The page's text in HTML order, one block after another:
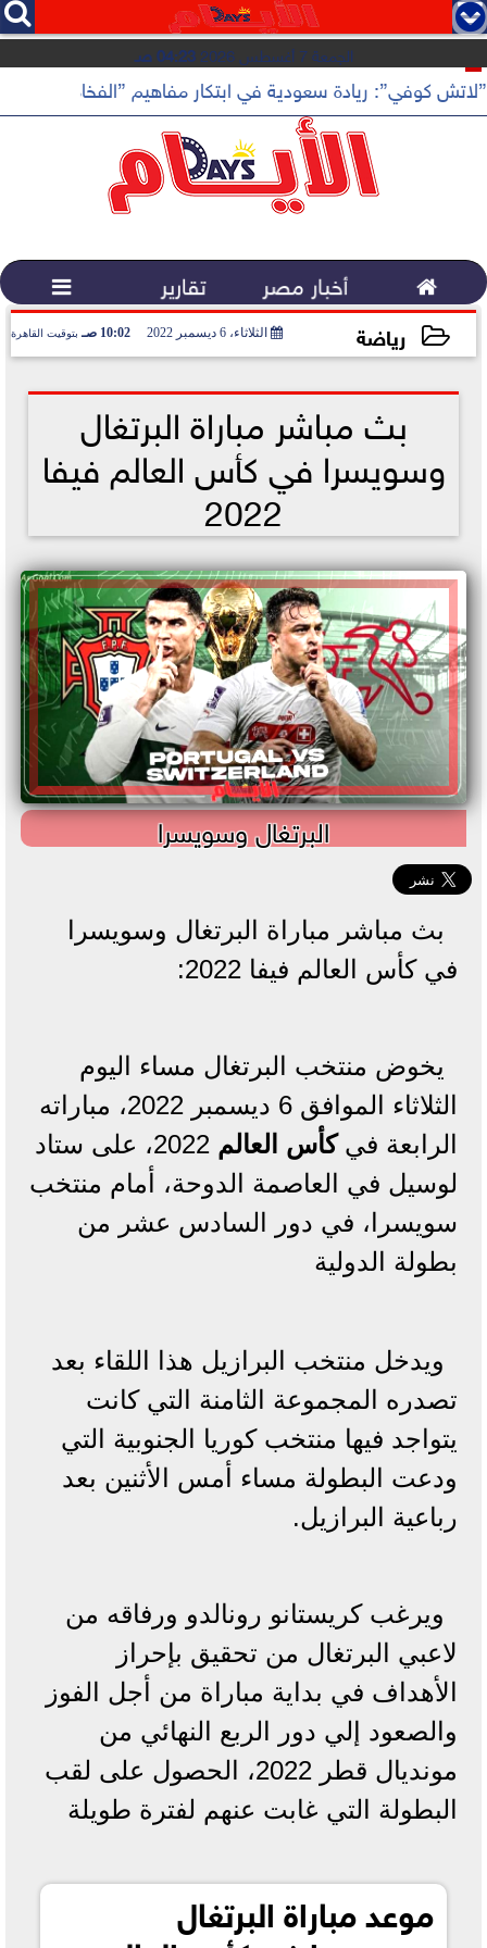
   
الجمعة 7 أغسطس 2026 04:23 صـ
”لاتش كوفي”: ريادة سعودية في ابتكار مفاهيم ”الفخامة
 أخبار مصر تقارير 
رياضة الثلاثاء، 6 ديسمبر 2022 10:02 صـ بتوقيت القاهرة
بث مباشر مباراة البرتغال
وسويسرا في كأس العالم فيفا
2022
البرتغال وسويسرا
بث مباشر مباراة البرتغال وسويسرا
في كأس العالم فيفا 2022:
يخوض منتخب البرتغال مساء اليوم
الثلاثاء الموافق 6 ديسمبر 2022، مباراته
الرابعة في كأس العالم
2022، على ستاد
لوسيل في العاصمة الدوحة، أمام منتخب
سويسرا، في دور السادس عشر من
بطولة الدولية
ويدخل منتخب البرازيل هذا اللقاء بعد
تصدره المجموعة الثامنة التي كانت
يتواجد فيها منتخب كوريا الجنوبية التي
ودعت البطولة مساء أمس الأثنين بعد
رباعية البرازيل.
ويرغب كريستانو رونالدو ورفاقه من
لاعبي البرتغال من تحقيق بإحراز
الأهداف في بداية مباراة من أجل الفوز
والصعود إلي دور الربع النهائي من
مونديال قطر 2022، الحصول على لقب
البطولة التي غابت عنهم لفترة طويلة
موعد مباراة البرتغال